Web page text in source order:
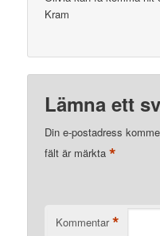
Kram
Lämna ett
Din e-postadress
fält är märkta*
Kommentar *